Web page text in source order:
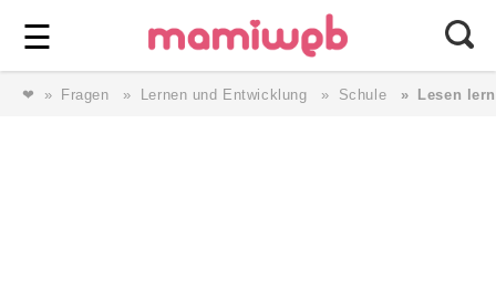
☰ ⎯ Wir lieben Familie ⎯
❤ Fragen Lernen und Entwicklung Schule Lesen